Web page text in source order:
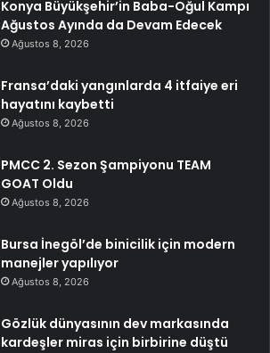
Konya Büyükşehir’in Baba-Oğul Kampı
Ağustos Ayında da Devam Edecek
Ağustos 8, 2026
Fransa’daki yangınlarda 4 itfaiye eri
hayatını kaybetti
Ağustos 8, 2026
PMCC 2. Sezon Şampiyonu TEAM
GOAT Oldu
Ağustos 8, 2026
Bursa İnegöl’de binicilik için modern
manejler yapılıyor
Ağustos 8, 2026
Gözlük dünyasının dev markasında
kardeşler miras için birbirine düştü